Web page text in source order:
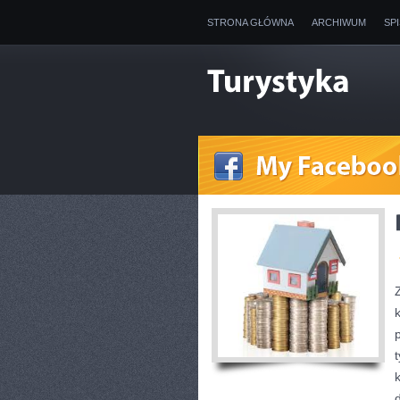
STRONA GŁÓWNA ARCHIWUM